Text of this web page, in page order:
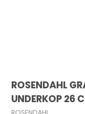
ROSENDAHL
UNDERKOP 26